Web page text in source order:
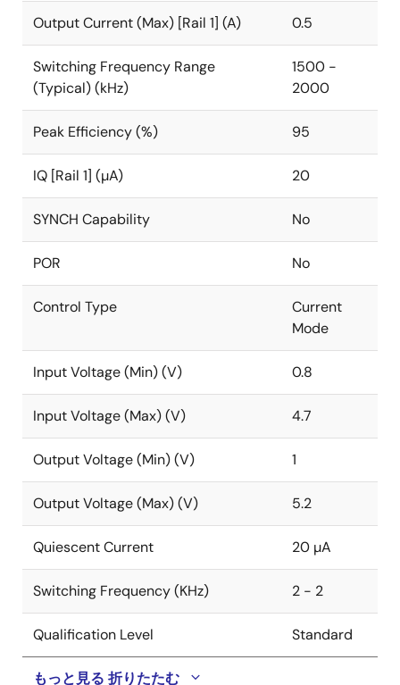
Output Current (Max) [Rail 1] (A) 0.5
Switching Frequency Range
(Typical) (kHz)
1500 -
2000
Peak Efficiency (%) 95
IQ [Rail 1] (µA) 20
SYNCH Capability No
POR No
Control Type
Current
Mode
Input Voltage (Min) (V) 0.8
Input Voltage (Max) (V) 4.7
Output Voltage (Min) (V) 1
Output Voltage (Max) (V) 5.2
Quiescent Current 20 µA
Switching Frequency (KHz) 2 - 2
Qualification Level Standard
もっと見る 折りたたむ